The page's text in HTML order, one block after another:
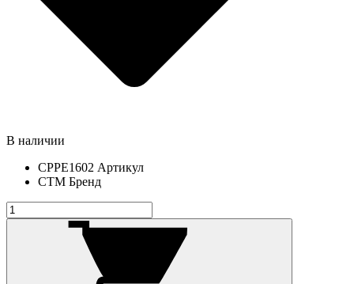
В наличии
CPPE1602 Артикул
СТМ Бренд